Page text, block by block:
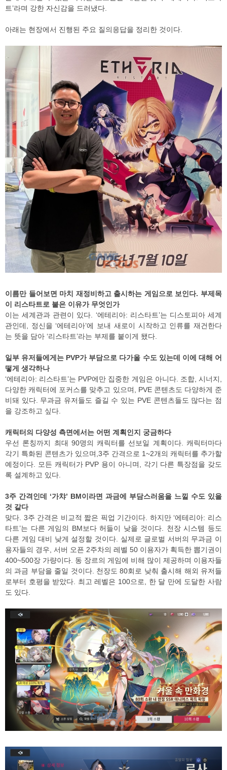
트’라며 강한 자신감을 드러냈다.
아래는 현장에서 진행된 주요 질의응답을 정리한 것이다.
이름만 들어보면 마치 재정비하고 출시하는 게임으로 보인다. 부제목
이 리스타트로 붙은 이유가 무엇인가
이는 세계관과 관련이 있다. ‘에테리아: 리스타트’는 디스토피아 세계
관인데, 정신을 ‘에테리아’에 보내 새로이 시작하고 인류를 재건한다
는 뜻을 담아 ‘리스타트’라는 부제를 붙이게 됐다.
일부 유저들에게는 PVP가 부담으로 다가올 수도 있는데 이에 대해 어
떻게 생각하나
‘에테리아: 리스타트’는 PVP에만 집중한 게임은 아니다. 조합, 시너지,
다양한 캐릭터에 포커스를 맞추고 있으며, PVE 콘텐츠도 다양하게 준
비돼 있다. 무과금 유저들도 즐길 수 있는 PVE 콘텐츠들도 많다는 점
을 강조하고 싶다.
캐릭터의 다양성 측면에서는 어떤 계획인지 궁금하다
우선 론칭까지 최대 90명의 캐릭터를 선보일 계획이다. 캐릭터마다
각기 특화된 콘텐츠가 있으며,3주 간격으로 1~2개의 캐릭터를 추가할
예정이다. 모든 캐릭터가 PVP 용이 아니며, 각기 다른 특장점을 갖도
록 설계하고 있다.
3주 간격인데 ‘가챠’ BM이라면 과금에 부담스러움을 느낄 수도 있을
것 같다
맞다. 3주 간격은 비교적 짧은 픽업 기간이다. 하지만 ‘에테리아: 리스
타트’는 다른 게임의 BM보다 허들이 낮을 것이다. 천장 시스템 등도
다른 게임 대비 낮게 설정할 것이다. 실제로 글로벌 서버의 무과금 이
용자들의 경우, 서버 오픈 2주차의 레벨 50 이용자가 획득한 뽑기권이
400~500장 가량이다. 동 장르의 게임에 비해 많이 제공하며 이용자들
의 과금 부담을 줄일 것이다. 천장도 80회로 낮춰 출시해 해외 유저들
로부터 호평을 받았다. 최고 레벨은 100으로, 한 달 만에 도달한 사람
도 있다.